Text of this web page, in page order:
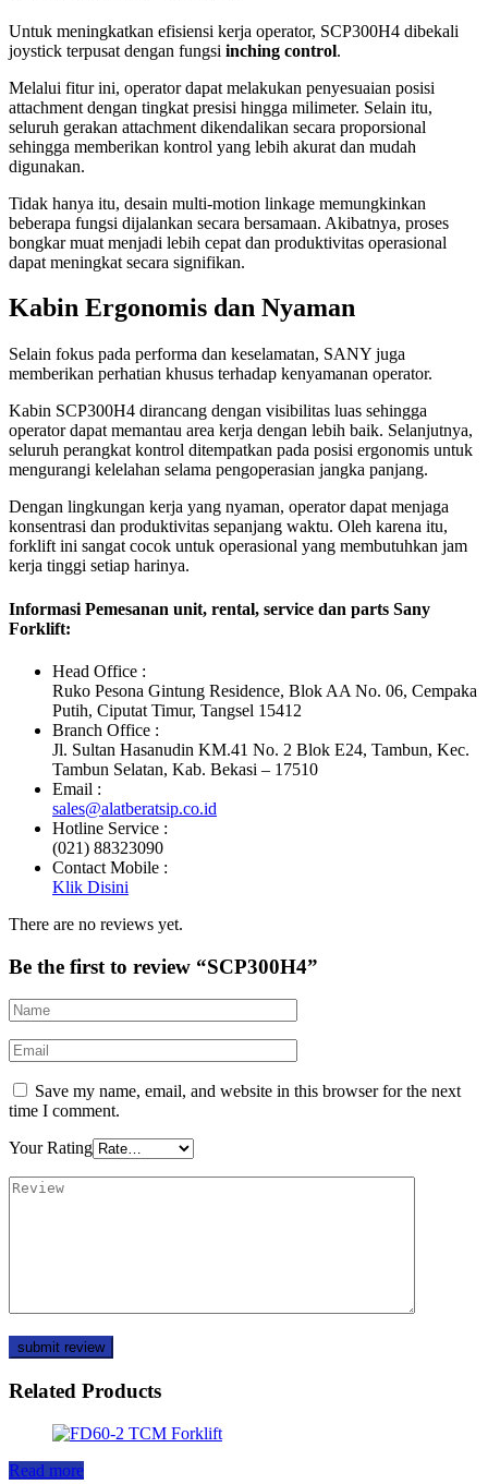
Untuk meningkatkan efisiensi kerja operator, SCP300H4 dibekali
joystick terpusat dengan fungsi inching control.
Melalui fitur ini, operator dapat melakukan penyesuaian posisi
attachment dengan tingkat presisi hingga milimeter. Selain itu,
seluruh gerakan attachment dikendalikan secara proporsional
sehingga memberikan kontrol yang lebih akurat dan mudah
digunakan.
Tidak hanya itu, desain multi-motion linkage memungkinkan
beberapa fungsi dijalankan secara bersamaan. Akibatnya, proses
bongkar muat menjadi lebih cepat dan produktivitas operasional
dapat meningkat secara signifikan.
Kabin Ergonomis dan Nyaman
Selain fokus pada performa dan keselamatan, SANY juga
memberikan perhatian khusus terhadap kenyamanan operator.
Kabin SCP300H4 dirancang dengan visibilitas luas sehingga
operator dapat memantau area kerja dengan lebih baik. Selanjutnya,
seluruh perangkat kontrol ditempatkan pada posisi ergonomis untuk
mengurangi kelelahan selama pengoperasian jangka panjang.
Dengan lingkungan kerja yang nyaman, operator dapat menjaga
konsentrasi dan produktivitas sepanjang waktu. Oleh karena itu,
forklift ini sangat cocok untuk operasional yang membutuhkan jam
kerja tinggi setiap harinya.
Informasi Pemesanan unit, rental, service dan parts Sany
Forklift:
Head Office :
Ruko Pesona Gintung Residence, Blok AA No. 06, Cempaka
Putih, Ciputat Timur, Tangsel 15412
Branch Office :
Jl. Sultan Hasanudin KM.41 No. 2 Blok E24, Tambun, Kec.
Tambun Selatan, Kab. Bekasi – 17510
Email :
sales@alatberatsip.co.id
Hotline Service :
(021) 88323090
Contact Mobile :
Klik Disini
There are no reviews yet.
Be the first to review “SCP300H4”
Save my name, email, and website in this browser for the next
time I comment.
Your Rating
Related Products
Read more